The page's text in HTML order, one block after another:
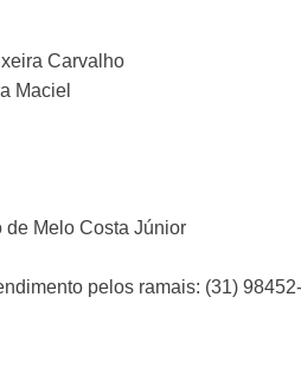
Carvalho
Maciel
de Melo Costa Júnior
pelos ramais: (31)